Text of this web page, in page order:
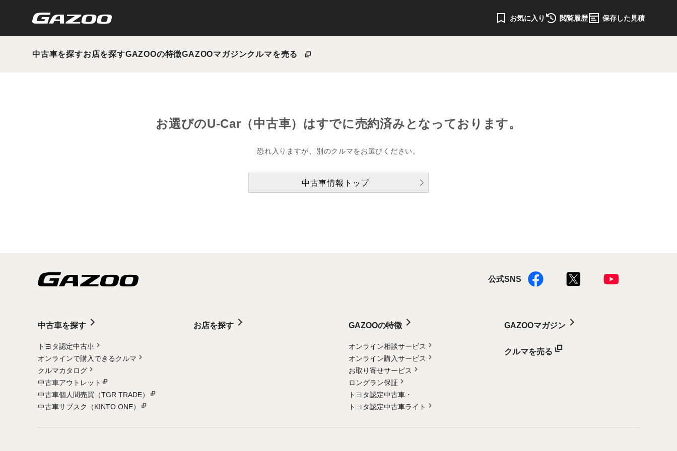
お気に入り 閲覧履歴 保存した見積
中古車を探すお店を探すGAZOOの特徴GAZOOマガジンクルマを売る
お選びのU-Car（中古車）はすでに売約済みとなっております。
恐れ入りますが、別のクルマをお選びください。
中古車情報トップ
公式SNS
中古車を探す
トヨタ認定中古車
オンラインで購入できるクルマ
クルマカタログ
中古車アウトレット
中古車個人間売買（TGR TRADE）
中古車サブスク（KINTO ONE）
お店を探す GAZOOの特徴
オンライン相談サービス
オンライン購入サービス
お取り寄せサービス
ロングラン保証
トヨタ認定中古車・
トヨタ認定中古車ライト
GAZOOマガジン
クルマを売る